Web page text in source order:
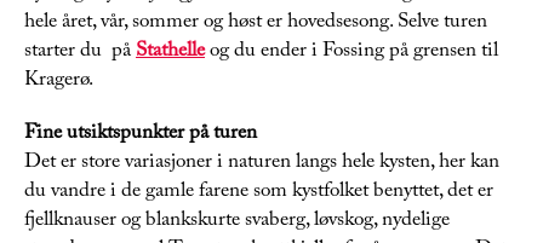
hele året, vår, sommer og høst er hovedsesong. Selve turen
starter du påStathelleog du ender i Fossing på grensen til
Kragerø.
Fine utsiktspunkter på turen
Det er store variasjoner i naturen langs hele kysten, her kan
du vandre i de gamle farene som kystfolket benyttet, det er
fjellknauser og blankskurte svaberg, løvskog, nydelige